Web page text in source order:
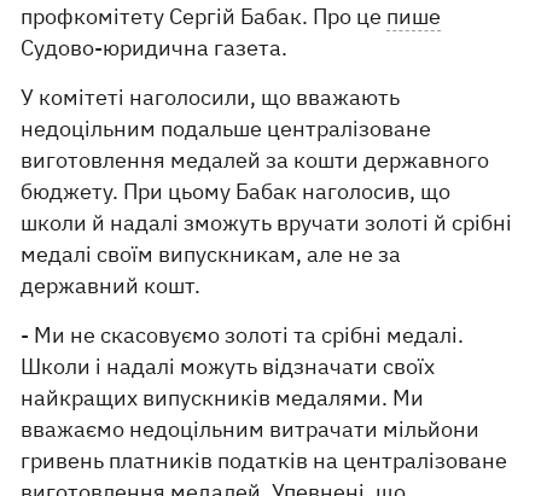
профкомітету Сергій Бабак. Про це пише
Судово-юридична газета.
У комітеті наголосили, що вважають
недоцільним подальше централізоване
виготовлення медалей за кошти державного
бюджету. При цьому Бабак наголосив, що
школи й надалі зможуть вручати золоті й срібні
медалі своїм випускникам, але не за
державний кошт.
- Ми не скасовуємо золоті та срібні медалі.
Школи і надалі можуть відзначати своїх
найкращих випускників медалями. Ми
вважаємо недоцільним витрачати мільйони
гривень платників податків на централізоване